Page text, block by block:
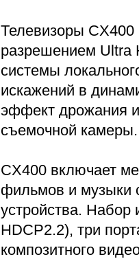
Телевизоры
разрешением Ultra
системы
искажений в
эффект дрожания
съемочной камеры.
CX400 включает
фильмов и музыки
устройства. Набор
HDCP2.2), три
композитного